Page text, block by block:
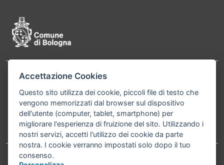
Contatti
Bologna P.Iva 01232710374 Cod. IBAN: IT 88 R
02008 02435 000020067156
Telefono:051203040
Accettazione Cookies
Questo sito utilizza dei cookie, piccoli file di testo che
vengono memorizzati dal browser sul dispositivo
dell'utente (computer, tablet, smartphone) per
migliorare l'esperienza di fruizione del sito. Utilizzando i
nostri servizi, accetti l'utilizzo dei cookie da parte
nostra. I cookie verranno impostati solo dopo il tuo
consenso.